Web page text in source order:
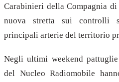
Carabinieri della Compagnia
nuova stretta sui controlli
principali arterie del territorio
Negli ultimi weekend
del Nucleo Radiomobile